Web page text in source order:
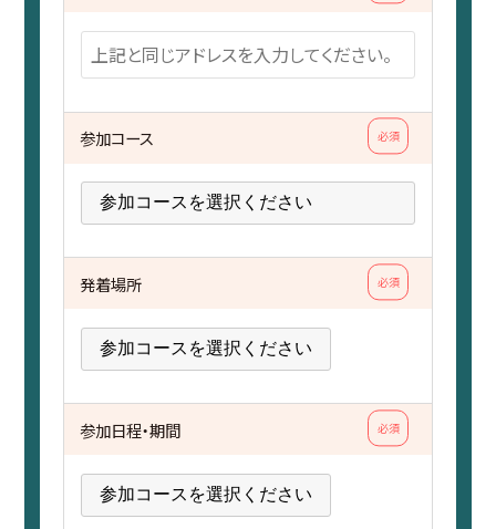
必須
参加コース
必須
発着場所
必須
参加日程・期間